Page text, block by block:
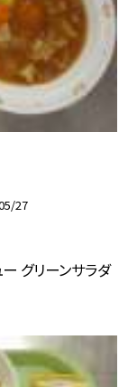
27
グリーンサラダ